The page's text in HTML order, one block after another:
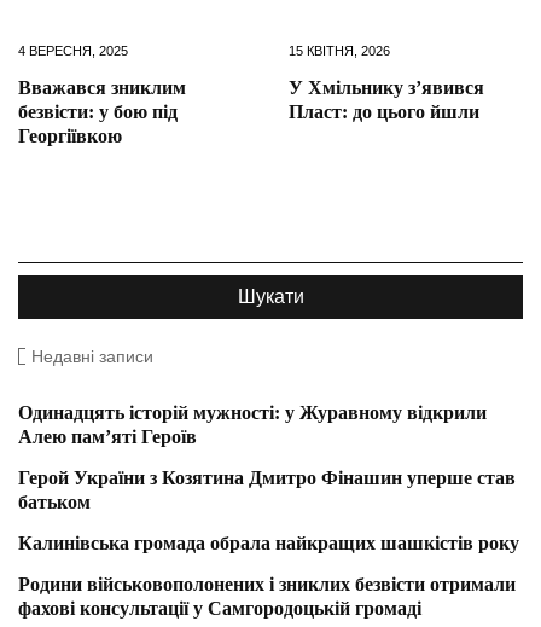
4 ВЕРЕСНЯ, 2025
Вважався зниклим
безвісти: у бою під
Георгіївкою
15 КВІТНЯ, 2026
У Хмільнику з’явився
Пласт: до цього йшли
Недавні записи
Одинадцять історій мужності: у Журавному відкрили
Алею пам’яті Героїв
Герой України з Козятина Дмитро Фінашин уперше став
батьком
Калинівська громада обрала найкращих шашкістів року
Родини військовополонених і зниклих безвісти отримали
фахові консультації у Самгородоцькій громаді